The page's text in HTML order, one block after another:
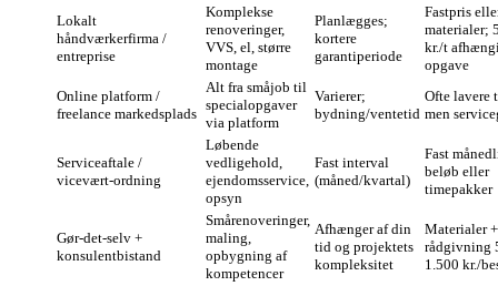
Lokalt
håndværkerfirma /
entreprise
Komplekse
renoveringer,
VVS, el, større
montage
Planlægges;
kortere
garantiperiode
Fastpris
materialer;
kr./t
opgave
Online platform /
freelance markedsplads
Alt fra småjob til
specialopgaver
via platform
Varierer;
bydning/ventetid
Ofte lavere
men
Serviceaftale /
vicevært‑ordning
Løbende
vedligehold,
ejendomsservice,
opsyn
Fast interval
(måned/kvartal)
Fast
beløb eller
timepakker
Gør‑det‑selv +
konsulentbistand
Smårenoveringer,
maling,
opbygning af
kompetencer
Afhænger af din
tid og projektets
kompleksitet
Materialer +
rådgivning
1.500 kr./